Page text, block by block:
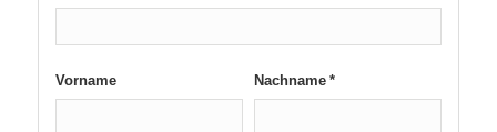
Vorname Nachname *